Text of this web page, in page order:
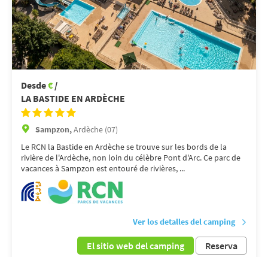
Desde€ /
LA BASTIDE EN ARDÈCHE
Sampzon,Ardèche (07)
Le RCN la Bastide en Ardèche se trouve sur les bords de la
rivière de l'Ardèche, non loin du célèbre Pont d'Arc. Ce parc de
vacances à Sampzon est entouré de rivières, ...
Ver los detalles del camping
El sitio web del camping Reserva